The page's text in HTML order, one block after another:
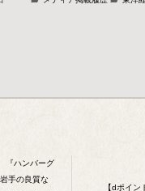
『ハンバーグ
手の良質な
【dポイ